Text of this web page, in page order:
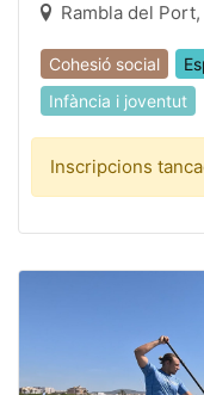
Rambla del
Cohesió social
Infància i joventut
Inscripcions